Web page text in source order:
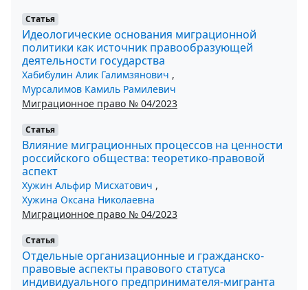
Статья
Идеологические основания миграционной
политики как источник правообразующей
деятельности государства
Хабибулин Алик Галимзянович ,
Мурсалимов Камиль Рамилевич
Миграционное право № 04/2023
Статья
Влияние миграционных процессов на ценности
российского общества: теоретико-правовой
аспект
Хужин Альфир Мисхатович ,
Хужина Оксана Николаевна
Миграционное право № 04/2023
Статья
Отдельные организационные и гражданско-
правовые аспекты правового статуса
индивидуального предпринимателя-мигранта